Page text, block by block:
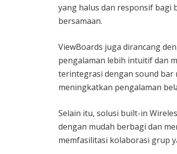
yang halus dan responsif bagi
bersamaan.
ViewBoards juga dirancang
pengalaman lebih intuitif dan
terintegrasi dengan sound bar
meningkatkan pengalaman
Selain itu, solusi built-in
dengan mudah berbagi dan
memfasilitasi kolaborasi grup